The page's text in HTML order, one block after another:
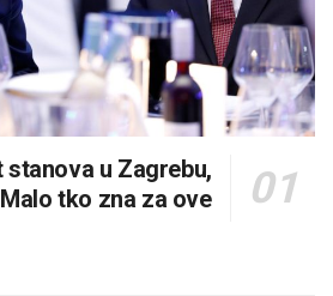
u Zagrebu,
tko zna za ove